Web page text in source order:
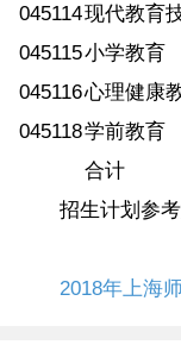
045114现代教育
045115小学教育
045116心理健康
045118学前教育
合计
招生计划参考
2018年上海